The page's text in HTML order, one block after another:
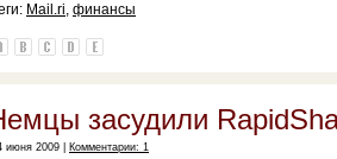
Mail.ri, финансы
засудили
июня 2009 | Комментарии: 1